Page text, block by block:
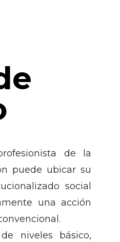
de la
puede ubicar su
social
una acción
niveles básico,